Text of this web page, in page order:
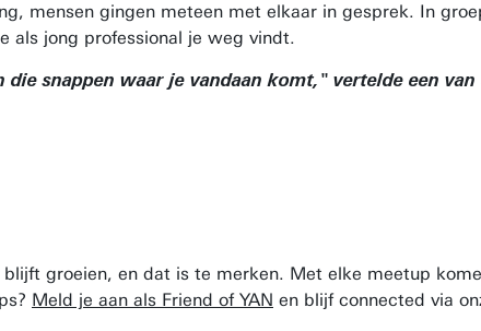
mensen gingen meteen met elkaar in gesprek. In
als jong professional je weg vindt.
snappen waar je vandaan komt," vertelde een
groeien, en dat is te merken. Met elke meetup
Meld je aan als Friend of YAN en blijf connected via